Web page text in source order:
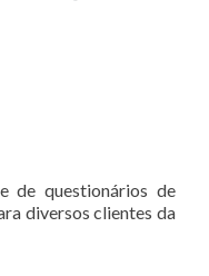
de questionários de
diversos clientes da